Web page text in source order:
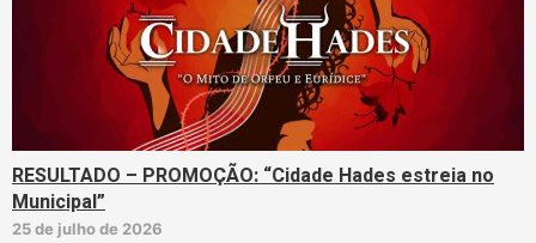
RESULTADO – PROMOÇÃO: “Cidade Hades estreia no
Municipal”
25 de julho de 2026